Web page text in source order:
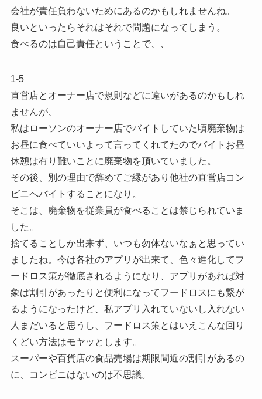
会社が責任負わないためにあるのかもしれませんね。
良いといったらそれはそれで問題になってしまう。
食べるのは自己責任ということで、、
1-5
直営店とオーナー店で規則などに違いがあるのかもしれ
ませんが、
私はローソンのオーナー店でバイトしていた頃廃棄物は
お昼に食べていいよって言ってくれてたのでバイトお昼
休憩は有り難いことに廃棄物を頂いていました。
その後、別の理由で辞めてご縁があり他社の直営店コン
ビニへバイトすることになり。
そこは、廃棄物を従業員が食べることは禁じられていま
した。
捨てることしか出来ず、いつも勿体ないなぁと思ってい
ましたね。今は各社のアプリが出来て、色々進化してフ
ードロス策が徹底されるようになり、アプリがあれば対
象は割引があったりと便利になってフードロスにも繋が
るようになったけど、私アプリ入れていないし入れない
人まだいると思うし、フードロス策とはいえこんな回り
くどい方法はモヤッとします。
スーパーや百貨店の食品売場は期限間近の割引があるの
に、コンビニはないのは不思議。